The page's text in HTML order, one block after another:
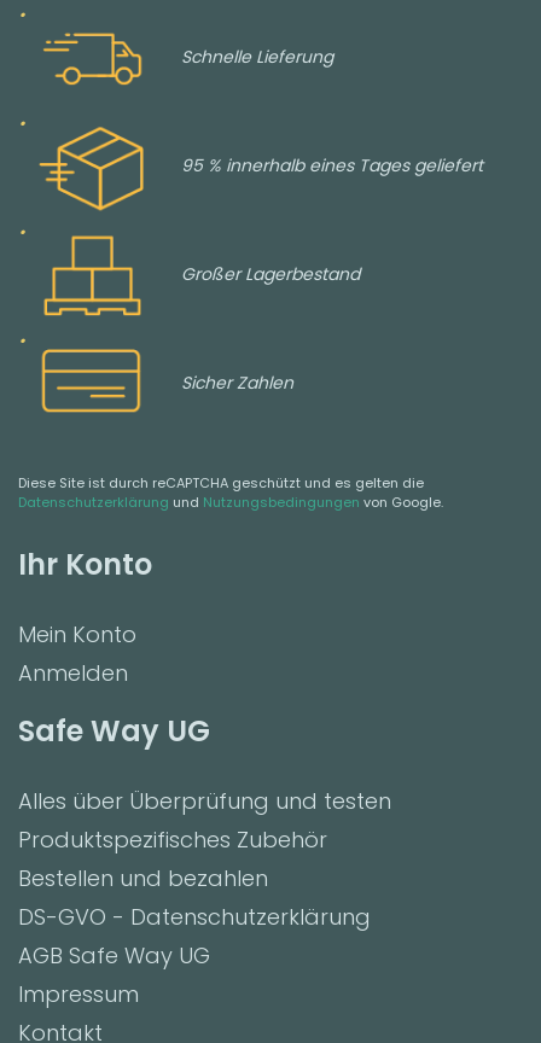
Schnelle Lieferung
95 % innerhalb eines Tages geliefert
Großer Lagerbestand
Sicher Zahlen
Diese Site ist durch reCAPTCHA geschützt und es gelten die
Datenschutzerklärung und Nutzungsbedingungen von Google.
Safe Way UG
Alles über Überprüfung und testen
Produktspezifisches Zubehör
Bestellen und bezahlen
DS-GVO - Datenschutzerklärung
AGB Safe Way UG
Impressum
Kontakt
Ihr Konto
Mein Konto
Anmelden